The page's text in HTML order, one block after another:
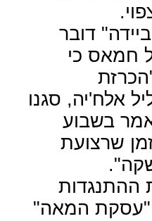
דובר
חמאס כי
אלח'יה, סגנו
אמר בשבוע
שרצועת
ההתנגדות
"עסקת המאה"